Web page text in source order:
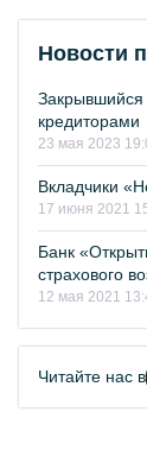
Новости
Закрывшийся
кредиторами
23 мая 2023
Вкладчики
17 июня 2021
Банк
страхового
12 мая 2021
Читайте нас в